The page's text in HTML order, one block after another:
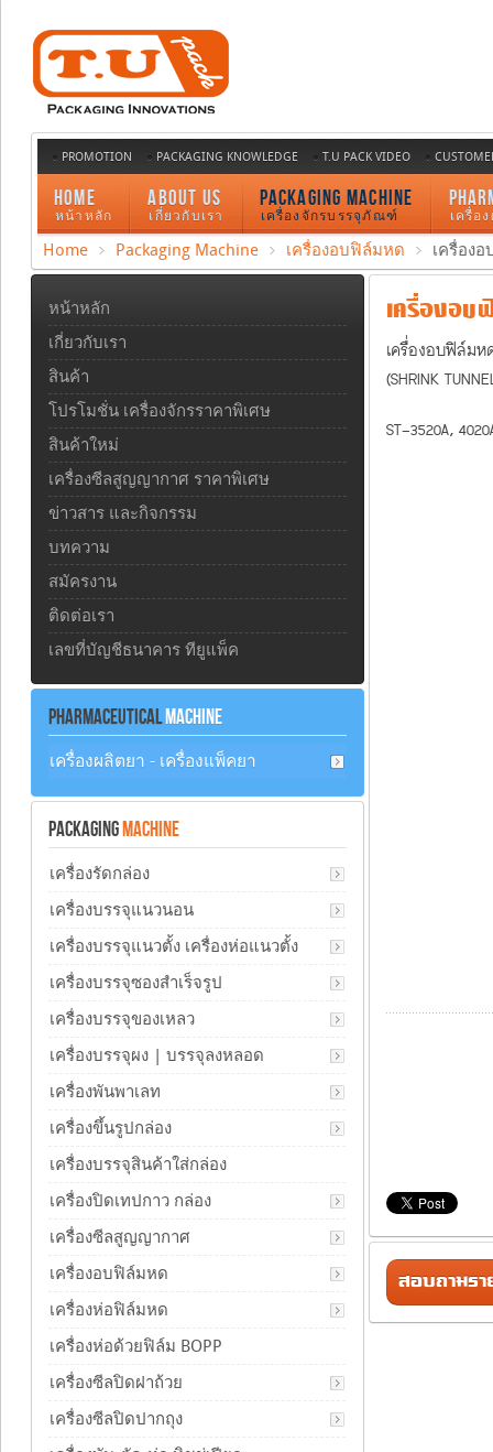
PROMOTION PACKAGING KNOWLEDGE T.U PACK VIDEO
HOME
หน้าหลัก
ABOUT US
เกี่ยวกับเรา
PACKAGING MACHINE
เครื่องจักรบรรจุภัณฑ์ เครื่อ
Home Packaging Machine เครื่องอบฟิล์มหด เครื่อง
เครื่องอบ
เครื่องอบฟิล์ม
(SHRINK
ST-3520A,
สอบถามรา
หน้าหลัก
เกี่ยวกับเรา
สินค้า
โปรโมชั่น เครื่องจักรราคาพิเศษ
สินค้าใหม่
เครื่องซีลสูญญากาศ ราคาพิเศษ
ข่าวสาร และกิจกรรม
บทความ
สมัครงาน
ติดต่อเรา
เลขที่บัญชีธนาคาร ทียูแพ็ค
PHARMACEUTICALMACHINE
เครื่องผลิตยา - เครื่องแพ็คยา
PACKAGING MACHINE
เครื่องรัดกล่อง
เครื่องบรรจุแนวนอน
เครื่องบรรจุแนวตั้ง เครื่องห่อแนวตั้ง
เครื่องบรรจุซองสำเร็จรูป
เครื่องบรรจุของเหลว
เครื่องบรรจุผง | บรรจุลงหลอด
เครื่องพันพาเลท
เครื่องขึ้นรูปกล่อง
เครื่องบรรจุสินค้าใส่กล่อง
เครื่องปิดเทปกาว กล่อง
เครื่องซีลสูญญากาศ
เครื่องอบฟิล์มหด
เครื่องห่อฟิล์มหด
เครื่องห่อด้วยฟิล์ม BOPP
เครื่องซีลปิดฝาถ้วย
เครื่องซีลปิดปากถุง